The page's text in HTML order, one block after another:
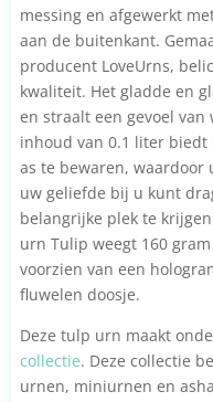
messing en afgewerkt
aan de buitenkant.
producent LoveUrns,
kwaliteit. Het gladde en
en straalt een gevoel
inhoud van 0.1 liter
as te bewaren,
uw geliefde bij u kunt
belangrijke plek te
urn Tulip weegt 160
voorzien van een
fluwelen doosje.
Deze tulp urn maakt
collectie. Deze collectie
urnen, miniurnen en